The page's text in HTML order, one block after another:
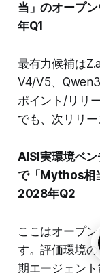
当」のオープ
年Q1
最有力候補は
V4/V5、
ポイント/リリ
でも、次リリ
AISI実環境ベ
で「Mythos相
2028年Q2
ここはオープ
す。評価環境
期エージェント